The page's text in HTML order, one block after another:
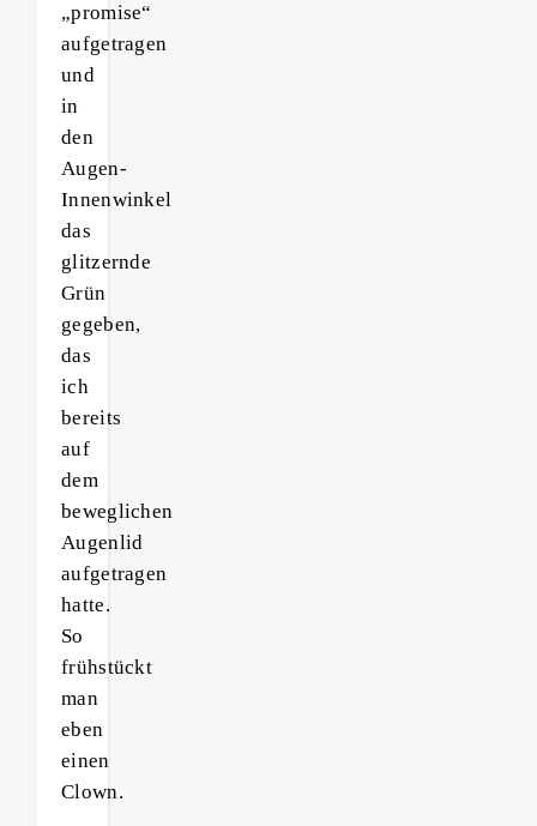
„promise“
aufgetragen
und
in
den
Augen-
Innenwinkel
das
glitzernde
Grün
gegeben,
das
ich
bereits
auf
dem
beweglichen
Augenlid
aufgetragen
hatte.
So
frühstückt
man
eben
einen
Clown.